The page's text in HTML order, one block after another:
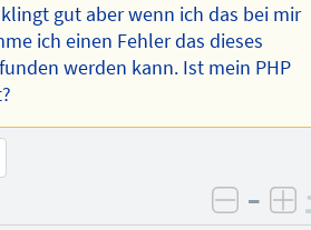
gut aber wenn ich das bei mir
ich einen Fehler das dieses
werden kann. Ist mein PHP
–